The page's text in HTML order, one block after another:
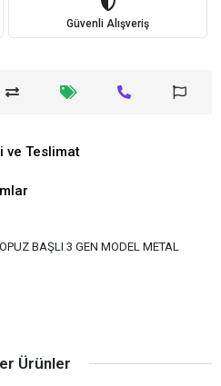
Güvenli Alışveriş
ve Teslimat
BAŞLI 3 GEN MODEL METAL
Ürünler